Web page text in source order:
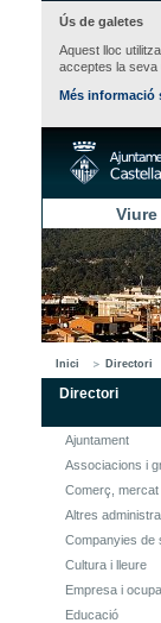
Ús de galetes
Aquest lloc
acceptes la seva
Més informació
Viure
Inici Directori
Directori
Ajuntament
Associacions i
Comerç,
Altres
Companyies de
Cultura i lleure
Empresa i
Educació